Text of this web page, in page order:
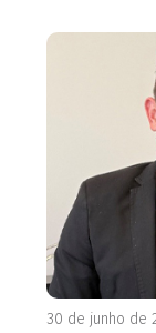
30 de junho de